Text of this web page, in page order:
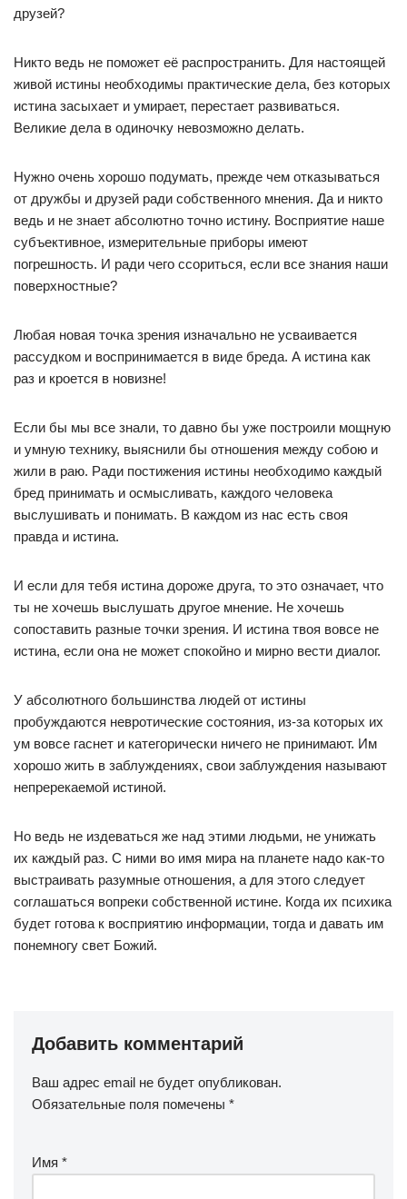
друзей?
Никто ведь не поможет её распространить. Для настоящей
живой истины необходимы практические дела, без которых
истина засыхает и умирает, перестает развиваться.
Великие дела в одиночку невозможно делать.
Нужно очень хорошо подумать, прежде чем отказываться
от дружбы и друзей ради собственного мнения. Да и никто
ведь и не знает абсолютно точно истину. Восприятие наше
субъективное, измерительные приборы имеют
погрешность. И ради чего ссориться, если все знания наши
поверхностные?
Любая новая точка зрения изначально не усваивается
рассудком и воспринимается в виде бреда. А истина как
раз и кроется в новизне!
Если бы мы все знали, то давно бы уже построили мощную
и умную технику, выяснили бы отношения между собою и
жили в раю. Ради постижения истины необходимо каждый
бред принимать и осмысливать, каждого человека
выслушивать и понимать. В каждом из нас есть своя
правда и истина.
И если для тебя истина дороже друга, то это означает, что
ты не хочешь выслушать другое мнение. Не хочешь
сопоставить разные точки зрения. И истина твоя вовсе не
истина, если она не может спокойно и мирно вести диалог.
У абсолютного большинства людей от истины
пробуждаются невротические состояния, из-за которых их
ум вовсе гаснет и категорически ничего не принимают. Им
хорошо жить в заблуждениях, свои заблуждения называют
непререкаемой истиной.
Но ведь не издеваться же над этими людьми, не унижать
их каждый раз. С ними во имя мира на планете надо как-то
выстраивать разумные отношения, а для этого следует
соглашаться вопреки собственной истине. Когда их психика
будет готова к восприятию информации, тогда и давать им
понемногу свет Божий.
Добавить комментарий
Ваш адрес email не будет опубликован.
Обязательные поля помечены *
Имя *